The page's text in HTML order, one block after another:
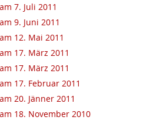
7. Juli 2011
9. Juni 2011
12. Mai 2011
17. März 2011
17. März 2011
17. Februar 2011
20. Jänner 2011
18. November 2010